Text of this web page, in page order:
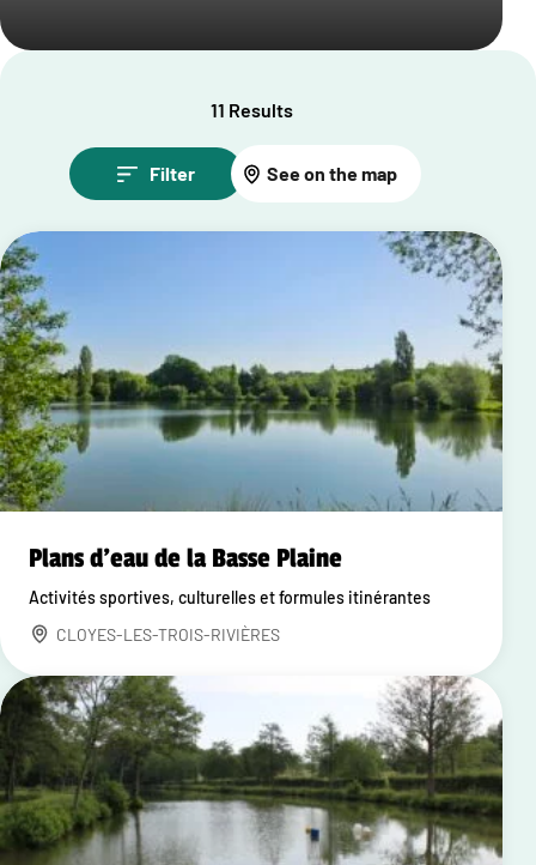
11 Results
Filter See on the map
Plans d'eau de la Basse Plaine
Activités sportives, culturelles et formules itinérantes
CLOYES-LES-TROIS-RIVIÈRES